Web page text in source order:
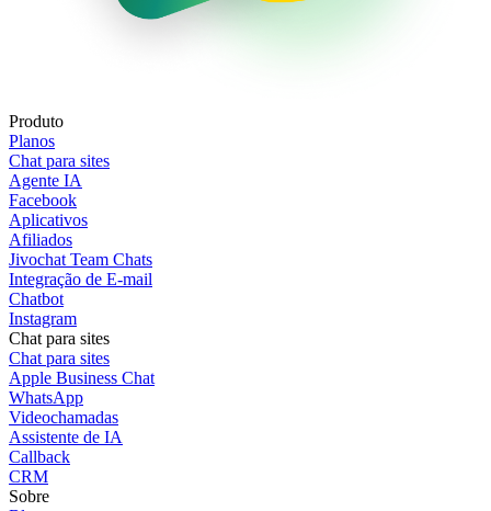
Produto
Planos
Chat para sites
Agente IA
Facebook
Aplicativos
Afiliados
Jivochat Team Chats
Integração de E-mail
Chatbot
Instagram
Chat para sites
Chat para sites
Apple Business Chat
WhatsApp
Videochamadas
Assistente de IA
Callback
CRM
Sobre